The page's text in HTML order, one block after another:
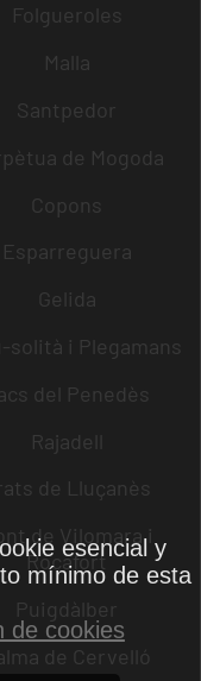
Folgueroles
Malla
Santpedor
de Mogoda
Copons
Esparreguera
Gelida
solità i Plegamans
del Penedès
Rajadell
de Lluçanès
de Vilomara i
Rocafort
Puigdàlber
de Cervelló
esencial y
mínimo de esta
de cookies